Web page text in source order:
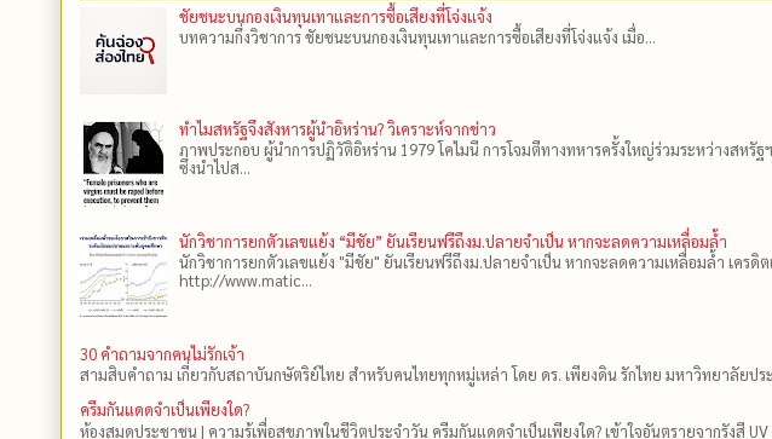
ชัยชนะบนกองเงินทุนเทาและการซื้อเสียงที่โจ่งแจ้ง
บทความกึ่งวิชาการ ชัยชนะบนกองเงินทุนเทาและการซื้อเสียงที่โจ่งแจ้ง เมื่อ...
ทำไมสหรัฐจึงสังหารผู้นำอิหร่าน? วิเคราะห์จากข่าว
ภาพประกอบ ผู้นำการปฏิวัติอิหร่าน 1979 โคไมนี การโจมตีทางทหารครั้งใหญ่ร่วมระหว่างสหรัฐ
ซึ่งนำไปส...
นักวิชาการยกตัวเลขแย้ง “มีชัย” ยันเรียนฟรีถึงม.ปลายจำเป็น หากจะลดความเหลื่อมล้ำ
นักวิชาการยกตัวเลขแย้ง "มีชัย" ยันเรียนฟรีถึงม.ปลายจำเป็น หากจะลดความเหลื่อมล้ำ เครดิ
http://www.matic...
30 คำถามจากคนไม่รักเจ้า
สามสิบคำถาม เกี่ยวกับสถาบันกษัตริย์ไทย สำหรับคนไทยทุกหมู่เหล่า โดย ดร.​ เพียงดิน รักไทย มหาวิทยาลัยป
ครีมกันแดดจำเป็นเพียงใด?
ห้องสมุดประชาชน | ความรู้เพื่อสุขภาพในชีวิตประจำวัน ครีมกันแดดจำเป็นเพียงใด? เข้าใจอันตรายจากรังสี UV